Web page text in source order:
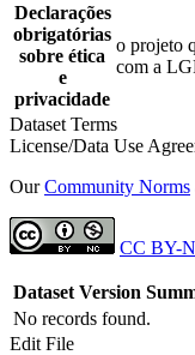
Declarações
obrigatórias
sobre ética
e
privacidade
o projeto
com a
Dataset Terms
License/Data Use
OurCommunity Norms
CC BY-
Dataset Version
No records found.
Edit File